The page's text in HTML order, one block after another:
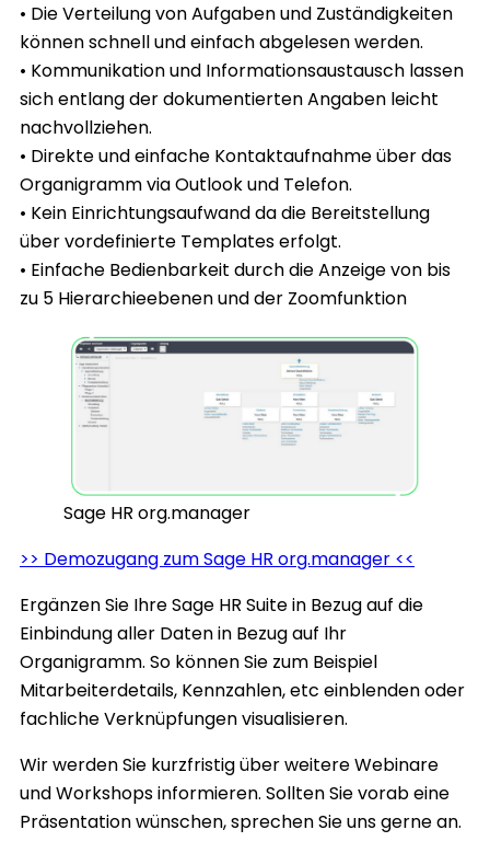
• Die Verteilung von Aufgaben und Zuständigkeiten
können schnell und einfach abgelesen werden.
• Kommunikation und Informationsaustausch lassen
sich entlang der dokumentierten Angaben leicht
nachvollziehen.
• Direkte und einfache Kontaktaufnahme über das
Organigramm via Outlook und Telefon.
• Kein Einrichtungsaufwand da die Bereitstellung
über vordefinierte Templates erfolgt.
• Einfache Bedienbarkeit durch die Anzeige von bis
zu 5 Hierarchieebenen und der Zoomfunktion
Sage HR org.manager
>> Demozugang zum Sage HR org.manager <<
Ergänzen Sie Ihre Sage HR Suite in Bezug auf die
Einbindung aller Daten in Bezug auf Ihr
Organigramm. So können Sie zum Beispiel
Mitarbeiterdetails, Kennzahlen, etc einblenden oder
fachliche Verknüpfungen visualisieren.
Wir werden Sie kurzfristig über weitere Webinare
und Workshops informieren. Sollten Sie vorab eine
Präsentation wünschen, sprechen Sie uns gerne an.